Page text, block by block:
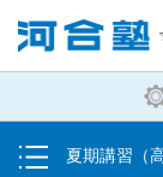
塾生の方
夏期講習（
受講料・お申し
受講開始までの
校舎・教室一覧